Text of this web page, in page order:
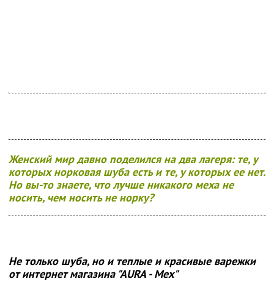
Женский мир давно поделился на два лагеря: те, у
которых норковая шуба есть и те, у которых ее нет.
Но вы-то знаете, что лучше никакого меха не
носить, чем носить не норку?
Не только шуба, но и теплые и красивые варежки
от интернет магазина "АURA - Мех"